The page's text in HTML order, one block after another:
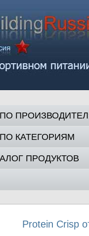
КАТЕГОРИЯМ
ПРОДУКТОВ
Protein Crisp